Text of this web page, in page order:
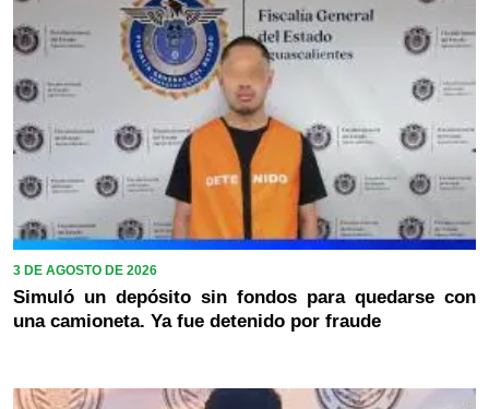
3 DE AGOSTO DE 2026
Simuló un depósito sin fondos para quedarse con
una camioneta. Ya fue detenido por fraude